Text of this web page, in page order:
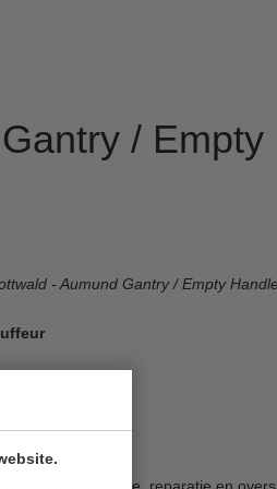
/ Empty
- Aumund Gantry / Empty